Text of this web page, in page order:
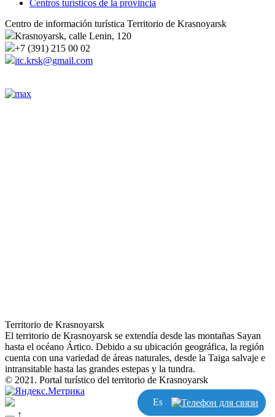
Centros turísticos de la provincia
Centro de información turística Territorio de Krasnoyarsk
Krasnoyarsk, calle Lenin, 120
+7 (391) 215 00 02
itc.krsk@gmail.com
Territorio de Krasnoyarsk
El territorio de Krasnoyarsk se extendía desde las montañas Sayan
hasta el océano Ártico. Debido a su ubicación geográfica, la región
cuenta con una variedad de áreas naturales, desde la Taiga salvaje e
intransitable hasta las grandes estepas y la tundra.
© 2021. Portal turístico del territorio de Krasnoyarsk
Escribir
↑